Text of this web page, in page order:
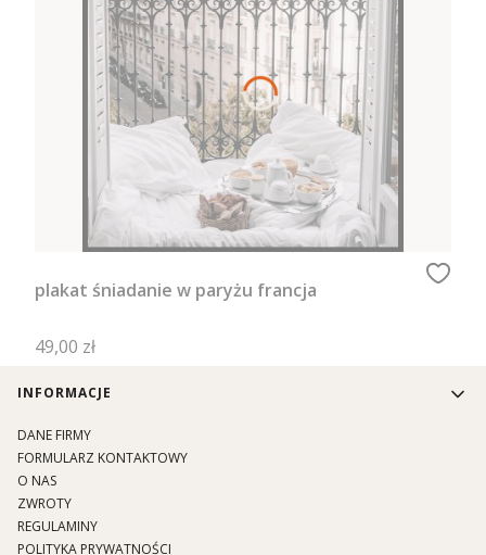
plakat śniadanie w paryżu francja
Cena
49,00 zł
Linki w stopce
INFORMACJE
DANE FIRMY
FORMULARZ KONTAKTOWY
O NAS
ZWROTY
REGULAMINY
POLITYKA PRYWATNOŚCI